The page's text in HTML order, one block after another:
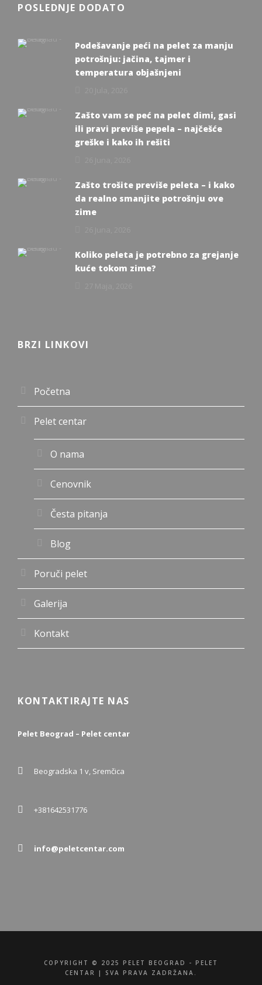
POSLEDNJE DODATO
Podešavanje peći na pelet za manju
potrošnju: jačina, tajmer i
temperatura objašnjeni
Zašto vam se peć na pelet dimi, gasi
ili pravi previše pepela – najčešće
greške i kako ih rešiti
Zašto trošite previše peleta – i kako
da realno smanjite potrošnju ove
zime
Koliko peleta je potrebno za grejanje
kuće tokom zime?
BRZI LINKOVI
Početna
Pelet centar
O nama
Cenovnik
Česta pitanja
Blog
Poruči pelet
Galerija
Kontakt
KONTAKTIRAJTE NAS
Pelet Beograd – Pelet centar
Beogradska 1 v, Sremčica
+381642531776
info@peletcentar.com
COPYRIGHT © 2025 PELET BEOGRAD - PELET
CENTAR | SVA PRAVA ZADRŽANA.